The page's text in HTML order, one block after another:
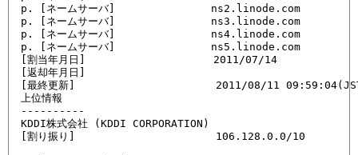
p. [ネームサーバ]               ns2.linode.com
p. [ネームサーバ]               ns3.linode.com
p. [ネームサーバ]               ns4.linode.com
p. [ネームサーバ]               ns5.linode.com
[割当年月日]                    2011/07/14
[返却年月日]
[最終更新]                      2011/08/11
上位情報
----------
KDDI株式会社 (KDDI CORPORATION)
[割り振り]                      106.128.0.0/10